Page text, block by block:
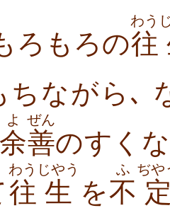
ろもろの往
わう
ちながら､
余
よ
善
ぜん
のすく
往
わう
生
じやう
を不
ふ ぢや